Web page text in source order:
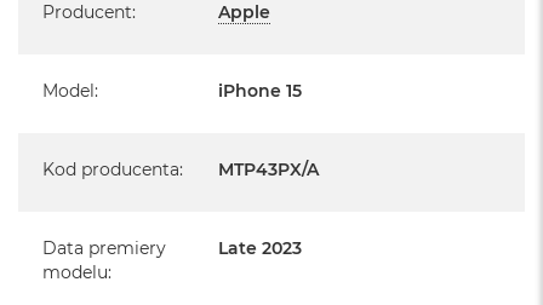
Producent: Apple
Model : iPhone 15
Kod producenta: MTP43PX/A
Data premiery
modelu:
Late 2023